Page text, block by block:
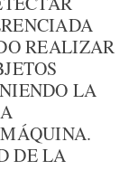
REALIZAR
LA
DE LA